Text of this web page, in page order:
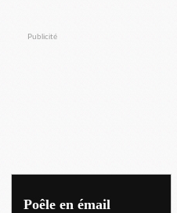
Publicité
Poêle en émail